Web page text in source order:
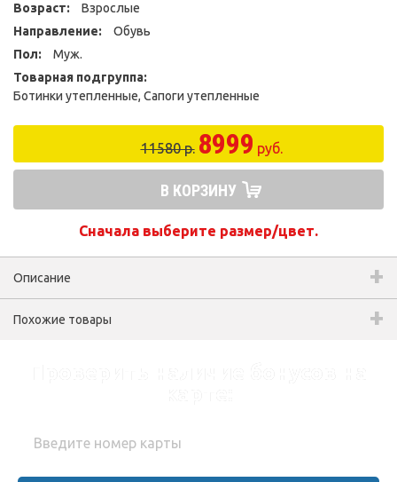
Возраст:
Взрослые
Направление:
Обувь
Пол:
Муж.
Товарная подгруппа:
Ботинки утепленные, Сапоги утепленные
11580 р. 8999 руб.
В КОРЗИНУ
Сначала выберите размер/цвет.
Описание
Похожие товары